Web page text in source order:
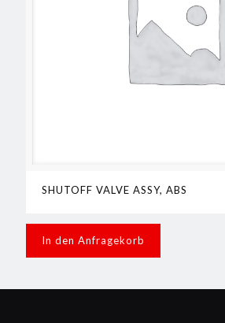
SHUTOFF VALVE ASSY, ABS
In den Anfragekorb